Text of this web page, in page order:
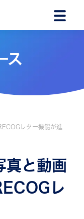
ス
レター機能が進
真と動画
レ